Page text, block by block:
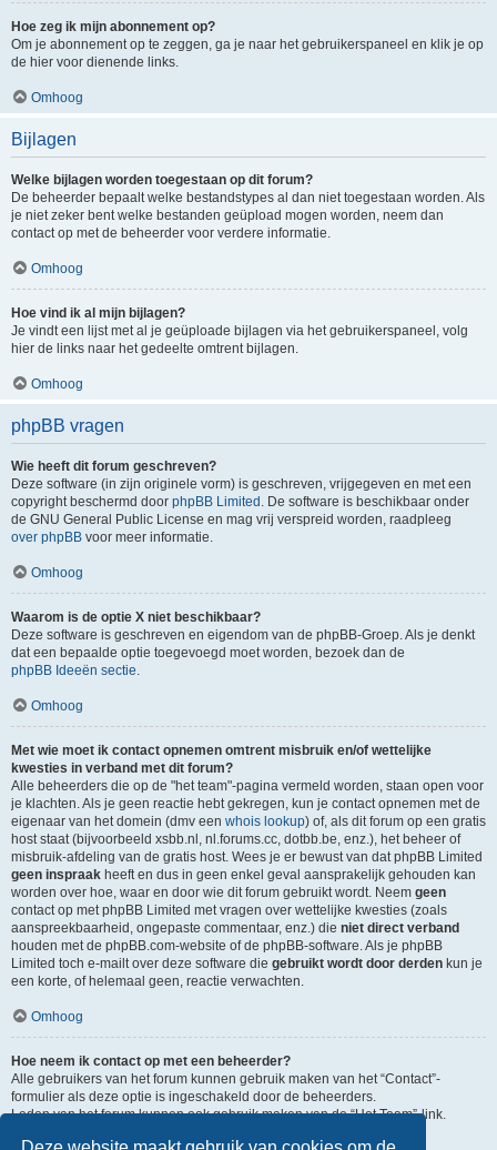
Hoe zeg ik mijn abonnement op?
Om je abonnement op te zeggen, ga je naar het gebruikerspaneel en klik je op
de hier voor dienende links.
Omhoog
Bijlagen
Welke bijlagen worden toegestaan op dit forum?
De beheerder bepaalt welke bestandstypes al dan niet toegestaan worden. Als
je niet zeker bent welke bestanden geüpload mogen worden, neem dan
contact op met de beheerder voor verdere informatie.
Omhoog
Hoe vind ik al mijn bijlagen?
Je vindt een lijst met al je geüploade bijlagen via het gebruikerspaneel, volg
hier de links naar het gedeelte omtrent bijlagen.
Omhoog
phpBB vragen
Wie heeft dit forum geschreven?
Deze software (in zijn originele vorm) is geschreven, vrijgegeven en met een
copyright beschermd door phpBB Limited . De software is beschikbaar onder
de GNU General Public License en mag vrij verspreid worden, raadpleeg
over phpBB voor meer informatie.
Omhoog
Waarom is de optie X niet beschikbaar?
Deze software is geschreven en eigendom van de phpBB-Groep. Als je denkt
dat een bepaalde optie toegevoegd moet worden, bezoek dan de
phpBB Ideeën sectie.
Omhoog
Met wie moet ik contact opnemen omtrent misbruik en/of wettelijke
kwesties in verband met dit forum?
Alle beheerders die op de "het team"-pagina vermeld worden, staan open voor
je klachten. Als je geen reactie hebt gekregen, kun je contact opnemen met de
eigenaar van het domein (dmv een whois lookup) of, als dit forum op een gratis
host staat (bijvoorbeeld xsbb.nl, nl.forums.cc, dotbb.be, enz.), het beheer of
misbruik-afdeling van de gratis host. Wees je er bewust van dat phpBB Limited
geen inspraak heeft en dus in geen enkel geval aansprakelijk gehouden kan
worden over hoe, waar en door wie dit forum gebruikt wordt. Neem geen
contact op met phpBB Limited met vragen over wettelijke kwesties (zoals
aanspreekbaarheid, ongepaste commentaar, enz.) die niet direct verband
houden met de phpBB.com-website of de phpBB-software. Als je phpBB
Limited toch e-mailt over deze software die gebruikt wordt door derden kun je
een korte, of helemaal geen, reactie verwachten.
Omhoog
Hoe neem ik contact op met een beheerder?
Alle gebruikers van het forum kunnen gebruik maken van het “Contact”-
formulier als deze optie is ingeschakeld door de beheerders.
Leden van het forum kunnen ook gebruik maken van de “Het Team”-link.